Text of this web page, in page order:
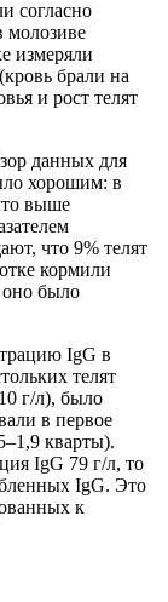
согласно
молозиве
измеряли
брали на
и рост телят
данных для
хорошим: в
выше
что 9% телят
кормили
было
IgG в
телят
г/л), было
в первое
кварты).
IgG 79 г/л, то
IgG. Это
к